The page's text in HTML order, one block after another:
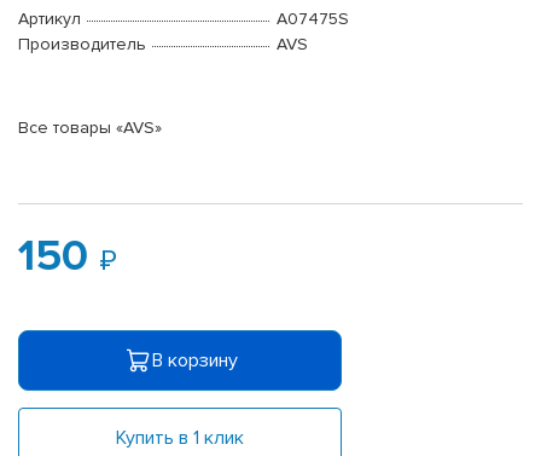
Артикул
A07475S
Производитель
AVS
Все товары «AVS»
150
В корзину
Купить в 1 клик